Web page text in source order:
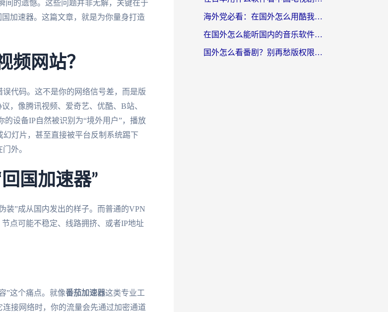
的遗憾。这些问题并非无解，关键在于
加速器。这篇文章，就是为你量身打造
频网站？
代码。这不是你的网络信号差，而是版
，像腾讯视频、爱奇艺、优酷、B站、
设备IP自然被识别为“境外用户”，播放
灯片，甚至直接被平台反制系统踢下
外。
国加速器”
装”成从国内发出的样子。而普通的VPN
点可能不稳定、线路拥挤、或者IP地址
”这个痛点。就像番茄加速器这类专业工
接网络时，你的流量会先通过加密通道
海外党必看：在国外怎么用酷我音乐听音乐？告别“地区不支持”的实用指南
在国外怎么能听国内的音乐软件？别让版权限制断了你的“中文歌单”
国外怎么看番剧？别再愁版权限制！一个工具解决所有回国追剧难题